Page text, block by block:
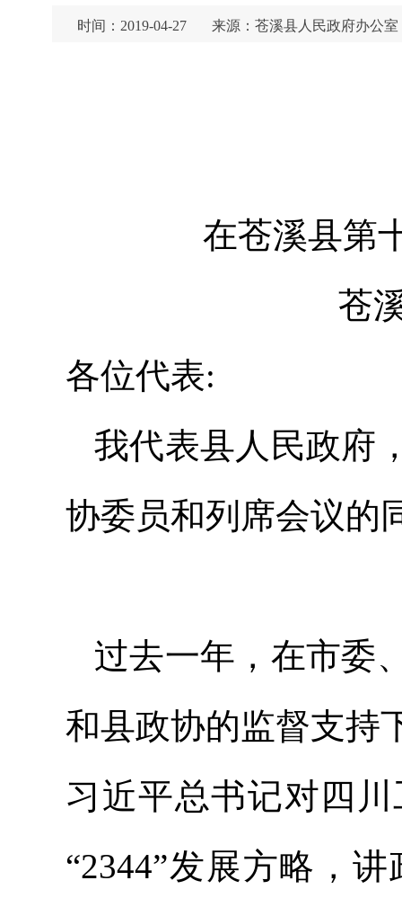
时间：2019-04-27 来源：苍溪县人民政府办公室
在苍溪县第
苍
各位代表:
我代表县人民政府
协委员和列席会议的
过去一年，在市委
和县政协的监督支持
习近平总书记对四
“2344”发展方略，